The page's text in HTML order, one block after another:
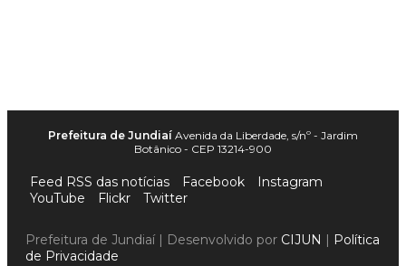
Prefeitura de Jundiaí Avenida da Liberdade, s/nº - Jardim
Botânico - CEP 13214-900
Feed RSS das notícias Facebook
Instagram
YouTube
Flickr Twitter
Prefeitura de Jundiaí | Desenvolvido por CIJUN | Política
de Privacidade